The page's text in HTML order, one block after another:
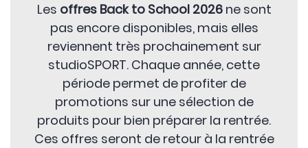
Les offres Back to School 2026ne sont
pas encore disponibles, mais elles
reviennent très prochainement sur
studioSPORT. Chaque année, cette
période permet de profiter de
promotions sur une sélection de
produits pour bien préparer la rentrée.
Ces offres seront de retour à la rentrée